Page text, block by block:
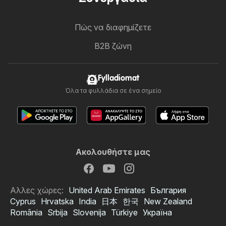
Πώς να διαφημίζετε
B2B ζώνη
Fylladiomat
Όλα τα φυλλάδια σε ένα σημείο
Ακολουθήστε μας
Αλλες χώρες: United Arab Emirates България
Cyprus Hrvatska India 日本 한국 New Zealand
România Srbija Slovenija Türkiye Україна